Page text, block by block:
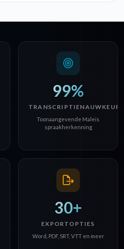
99%
Toonaangevende Maleis
spraakherkenning
30+
EXPORTOPTIES
Word, PDF, SRT, VTT en meer